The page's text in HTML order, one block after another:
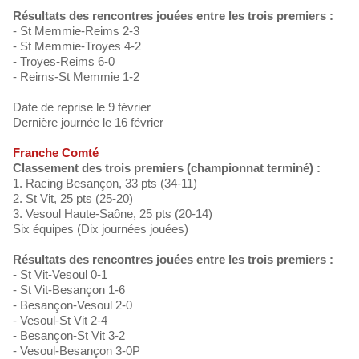
Résultats des rencontres jouées entre les trois premiers :
- St Memmie-Reims 2-3
- St Memmie-Troyes 4-2
- Troyes-Reims 6-0
- Reims-St Memmie 1-2
Date de reprise le 9 février
Dernière journée le 16 février
Franche Comté
Classement des trois premiers (championnat terminé) :
1. Racing Besançon, 33 pts (34-11)
2. St Vit, 25 pts (25-20)
3. Vesoul Haute-Saône, 25 pts (20-14)
Six équipes (Dix journées jouées)
Résultats des rencontres jouées entre les trois premiers :
- St Vit-Vesoul 0-1
- St Vit-Besançon 1-6
- Besançon-Vesoul 2-0
- Vesoul-St Vit 2-4
- Besançon-St Vit 3-2
- Vesoul-Besançon 3-0P